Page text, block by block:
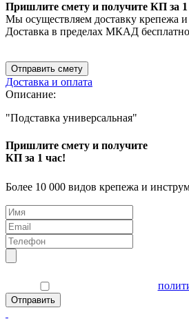
Пришлите смету и получите КП за 1
Мы осуществляем доставку крепежа
Доставка в пределах МКАД бесплатно
Отправить смету
Доставка и оплата
Описание:
"Подставка универсальная"
Пришлите смету и получите
КП за 1 час!
Более 10 000 видов крепежа и
Отправить